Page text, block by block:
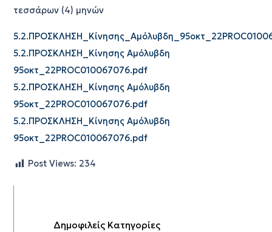
τεσσάρων (4) μηνών
5.2.ΠΡΟΣΚΛΗΣΗ_Κίνησης Αμόλυβδη
95οκτ_22PROC010067076.pdf
5.2.ΠΡΟΣΚΛΗΣΗ_Κίνησης Αμόλυβδη
95οκτ_22PROC010067076.pdf
5.2.ΠΡΟΣΚΛΗΣΗ_Κίνησης Αμόλυβδη
95οκτ_22PROC010067076.pdf
Post Views: 234
Δημοφιλείς Κατηγορίες